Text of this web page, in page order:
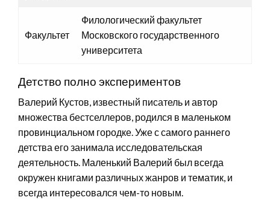
Факультет
Филологический факультет
Московского государственного
университета
Детство полно экспериментов
Валерий Кустов, известный писатель и автор
множества бестселлеров, родился в маленьком
провинциальном городке. Уже с самого раннего
детства его занимала исследовательская
деятельность. Маленький Валерий был всегда
окружен книгами различных жанров и тематик, и
всегда интересовался чем-то новым.